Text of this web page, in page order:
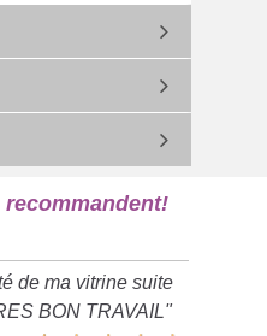
de ma vitrine suite
BON TRAVAIL"